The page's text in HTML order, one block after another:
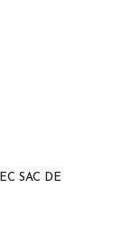
SAC DE